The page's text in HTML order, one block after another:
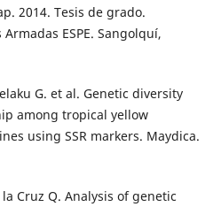
2014. Tesis de grado.
ESPE. Sangolquí,
G. et al. Genetic diversity
among tropical yellow
using SSR markers. Maydica.
Cruz Q. Analysis of genetic